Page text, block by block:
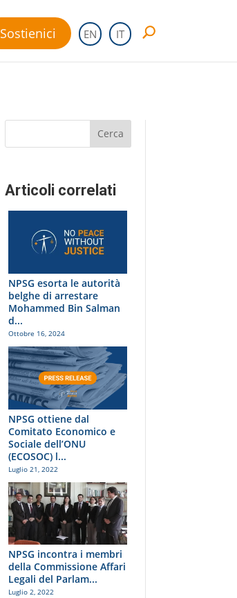
Sostienici EN IT
Cerca
Articoli correlati
NPSG esorta le autorità
belghe di arrestare
Mohammed Bin Salman
d...
Ottobre 16, 2024
NPSG ottiene dal
Comitato Economico e
Sociale dell’ONU
(ECOSOC) l...
Luglio 21, 2022
NPSG incontra i membri
della Commissione Affari
Legali del Parlam...
Luglio 2, 2022